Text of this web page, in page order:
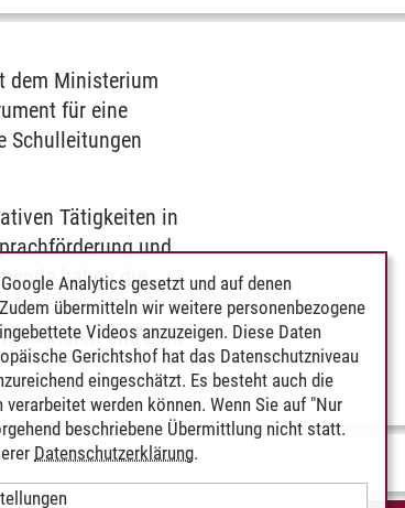
dem Ministerium
für eine
Schulleitungen
Tätigkeiten in
und
haben die
beurteilen. Des
und zum
Analytics gesetzt und auf denen
übermitteln wir weitere personenbezogene
Videos anzuzeigen. Diese Daten
Gerichtshof hat das Datenschutzniveau
eingeschätzt. Es besteht auch die
werden können. Wenn Sie auf "Nur
beschriebene Übermittlung nicht statt.
Datenschutzerklärung.